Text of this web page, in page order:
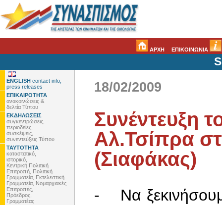
ΑΡΧΗ ΕΠΙΚΟΙΝΩΝΙΑ
ENGLISH contact info,
press releases
ΕΠΙΚΑΙΡΟΤΗΤΑ
ανακοινώσεις &
δελτία Τύπου
ΕΚΔΗΛΩΣΕΙΣ
συγκεντρώσεις,
περιοδείες,
συσκέψεις,
συνεντεύξεις Τύπου
ΤΑΥΤΟΤΗΤΑ
καταστατικό,
ιστορικό,
Κεντρική Πολιτική
Επιτροπή, Πολιτική
Γραμματεία, Εκτελεστική
Γραμματεία, Νομαρχιακές
Επιτροπές,
Πρόεδρος,
Γραμματέας
18/02/2009
Συνέντευξη
Αλ.Τσίπρα
(Σιαφάκας)
- Να